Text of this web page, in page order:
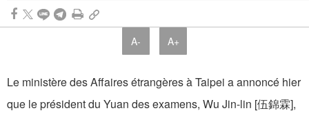
A- A+
Le ministère des Affaires étrangères à Taipei a annoncé hier
que le président du Yuan des examens, Wu Jin-lin [伍錦霖],